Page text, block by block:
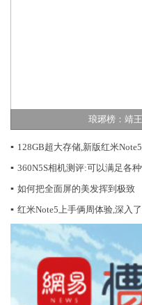
琅琊榜：靖
▪ 128GB超大存储,新版红米
▪ 360N5S相机测评:可以满足各
▪ 如何把全面屏的美发挥到极致
▪ 红米Note5上手俩周体验,深入